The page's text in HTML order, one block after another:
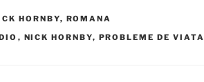
HORNBY, ROMANA
, NICK HORNBY, PROBLEME DE VIATA